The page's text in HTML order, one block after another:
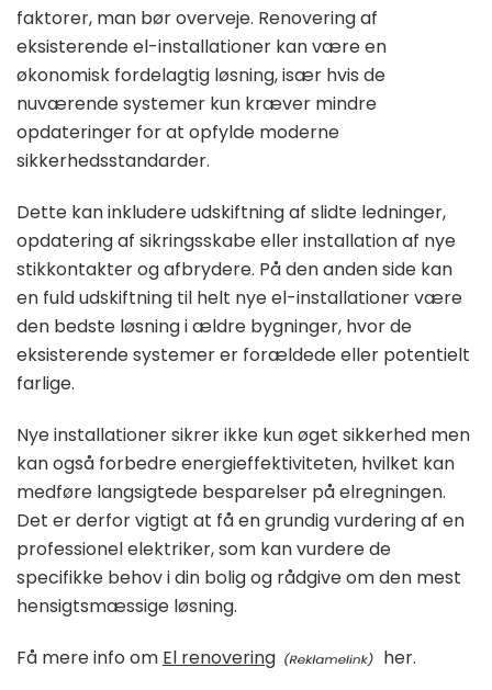
faktorer, man bør overveje. Renovering af
eksisterende el-installationer kan være en
økonomisk fordelagtig løsning, især hvis de
nuværende systemer kun kræver mindre
opdateringer for at opfylde moderne
sikkerhedsstandarder.
Dette kan inkludere udskiftning af slidte ledninger,
opdatering af sikringsskabe eller installation af nye
stikkontakter og afbrydere. På den anden side kan
en fuld udskiftning til helt nye el-installationer være
den bedste løsning i ældre bygninger, hvor de
eksisterende systemer er forældede eller potentielt
farlige.
Nye installationer sikrer ikke kun øget sikkerhed men
kan også forbedre energieffektiviteten, hvilket kan
medføre langsigtede besparelser på elregningen.
Det er derfor vigtigt at få en grundig vurdering af en
professionel elektriker, som kan vurdere de
specifikke behov i din bolig og rådgive om den mest
hensigtsmæssige løsning.
Få mere info om El renovering her.